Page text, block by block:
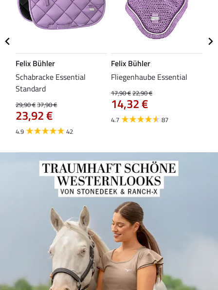
Felix Bühler
Schabracke Essential
Standard
29,90 €37,90 €
23,92 €
4.9 42
Felix Bühler
Fliegenhaube Essential
17,90 €22,90 €
14,32 €
4.7 87